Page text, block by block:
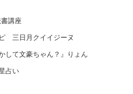
講座
三日月クイイジーヌ
して文豪ちゃん？』りょん
占い